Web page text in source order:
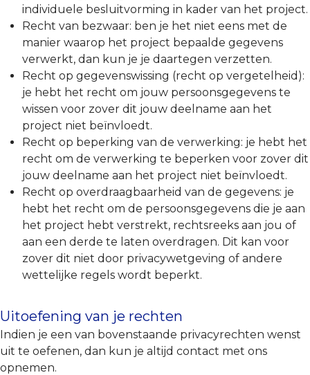
individuele besluitvorming in kader van het project.
Recht van bezwaar: ben je het niet eens met de
manier waarop het project bepaalde gegevens
verwerkt, dan kun je je daartegen verzetten.
Recht op gegevenswissing (recht op vergetelheid):
je hebt het recht om jouw persoonsgegevens te
wissen voor zover dit jouw deelname aan het
project niet beïnvloedt.
Recht op beperking van de verwerking: je hebt het
recht om de verwerking te beperken voor zover dit
jouw deelname aan het project niet beïnvloedt.
Recht op overdraagbaarheid van de gegevens: je
hebt het recht om de persoonsgegevens die je aan
het project hebt verstrekt, rechtsreeks aan jou of
aan een derde te laten overdragen. Dit kan voor
zover dit niet door privacywetgeving of andere
wettelijke regels wordt beperkt.
Uitoefening van je rechten
Indien je een van bovenstaande privacyrechten wenst
uit te oefenen, dan kun je altijd contact met ons
opnemen.